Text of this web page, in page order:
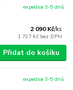
2 090 Kč/ks
1 727 Kč bez DPH
expedice 3-5 dnů
Přidat do košíku
expedice 3-5 dnů